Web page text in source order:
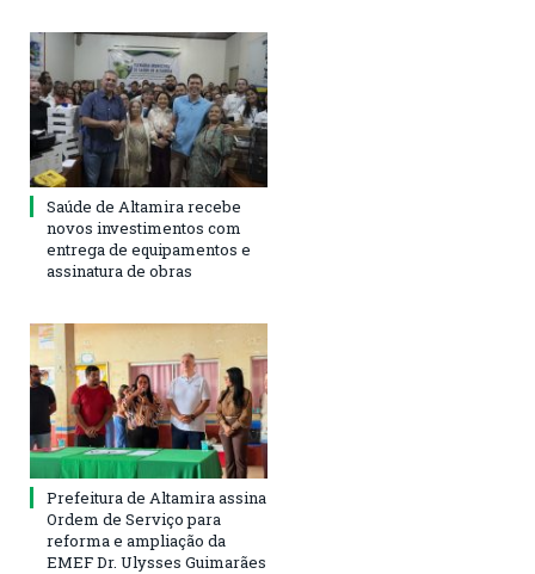
Saúde de Altamira recebe
novos investimentos com
entrega de equipamentos e
assinatura de obras
Prefeitura de Altamira assina
Ordem de Serviço para
reforma e ampliação da
EMEF Dr. Ulysses Guimarães